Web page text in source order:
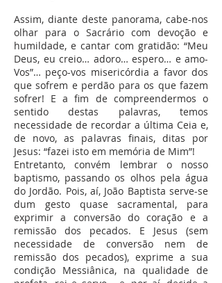
Assim, diante deste panorama, cabe-nos
olhar para o Sacrário com devoção e
humildade, e cantar com gratidão: “Meu
Deus, eu creio… adoro… espero… e amo-
Vos”… peço-vos misericórdia a favor dos
que sofrem e perdão para os que fazem
sofrer! E a fim de compreendermos o
sentido destas palavras, temos
necessidade de recordar a última Ceia e,
de novo, as palavras finais, ditas por
Jesus: “fazei isto em memória de Mim”!
Entretanto, convém lembrar o nosso
baptismo, passando os olhos pela água
do Jordão. Pois, aí, João Baptista serve-se
dum gesto quase sacramental, para
exprimir a conversão do coração e a
remissão dos pecados. E Jesus (sem
necessidade de conversão nem de
remissão dos pecados), exprime a sua
condição Messiânica, na qualidade de